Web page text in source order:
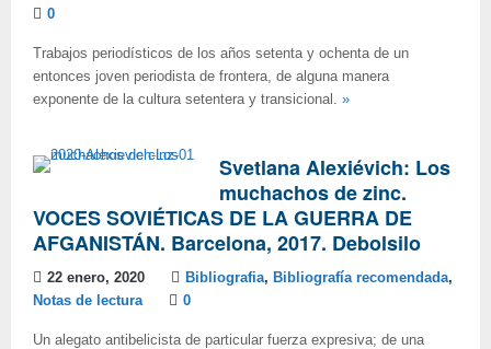
0
Trabajos periodísticos de los años setenta y ochenta de un
entonces joven periodista de frontera, de alguna manera
exponente de la cultura setentera y transicional. »
Svetlana Alexiévich: Los
muchachos de zinc.
VOCES SOVIÉTICAS DE LA GUERRA DE
AFGANISTÁN. Barcelona, 2017. Debolsilo
22 enero, 2020 Bibliografia, Bibliografía recomendada,
Notas de lectura
0
Un alegato antibelicista de particular fuerza expresiva; de una